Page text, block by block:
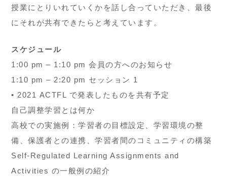
授業にとりいれていくかを話し合っていただき、最後
にそれが共有できたらと考えています。
スケジュール
1:00 pm – 1:10 pm 会員の方へのお知らせ
1:10 pm – 2:20 pm セッション 1
• 2021 ACTFL で発表したものを共有予定
自己調整学習とは何か
高校での実施例：学習者の目標設定、学習環境の整
備、保護者との連携、学習者間のコミュニティの構築
Self-Regulated Learning Assignments and
Activities の一般例の紹介